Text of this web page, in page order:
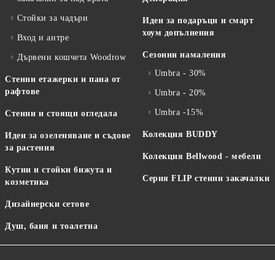
Стойки за чадъри
Вход и антре
Дървени кошчета Woodrow
Стенни етажерки и пана от
рафтове
Стенни и стоящи огледала
Идеи за озеленяване и съдове
за растения
Кутии и стойки бижута и
козметика
Дизайнерски сетове
Душ, баня и тоалетна
Идеи за подаръци и смарт
хоум допълнения
Сезонни намаления
Umbra - 30%
Umbra - 20%
Umbra -15%
Колекция BUDDY
Колекция Bellwood - мебели
Серия FLIP стенни закачалки